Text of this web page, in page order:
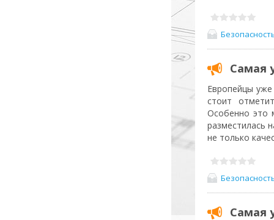
Самая
Европейцы уже
стоит
Особенно это
разместилась
не только
Самая